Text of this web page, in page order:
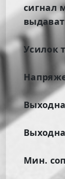
сигнал
Усилок
Мин.